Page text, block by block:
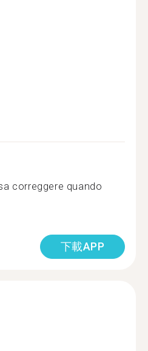
correggere quando
下載APP